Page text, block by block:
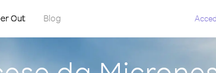
Out Blog